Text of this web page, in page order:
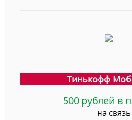
Тинькофф
500 рублей в
на связь